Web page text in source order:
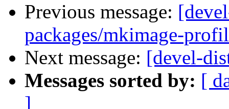
Previous message:
packages/mkimage-
Next message: [devel-
Messages sorted by: [
]